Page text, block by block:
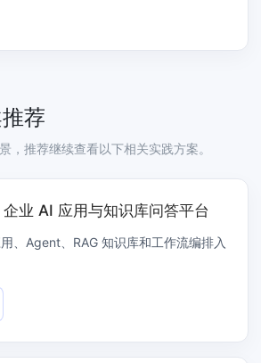
荐
，推荐继续查看以下相关实践方案。
业 AI 应用与知识库问答平台
、Agent、RAG 知识库和工作流编排入